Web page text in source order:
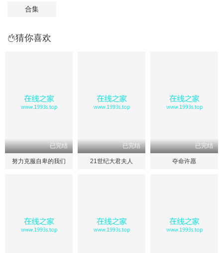
合集
猜你喜欢
已完结
努力克服自卑的我们
已完结
21世纪大君夫人
已完结
夺命许愿